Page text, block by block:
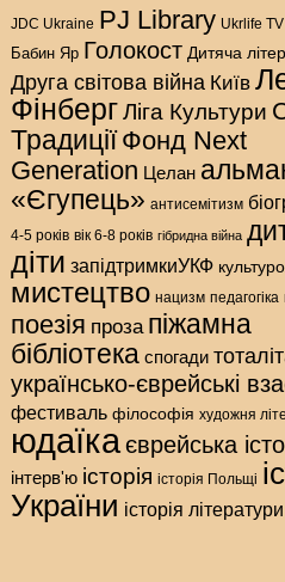
JDC Ukraine PJ Library Ukrlife TV
Бабин Яр Голокост Дитяча
Друга світова війна Київ
Фінберг Ліга Культури
ТрадиціїФонд Next
Generation Целан
«Єгупець» антисемітизм
4-5 років вік 6-8 років гібридна війна
діти запідтримкиУКФ
мистецтво нацизм педагогіка
поезія проза піжамна
бібліотека спогади
українсько-єврейські
фестиваль філософія художня
юдаїкаєврейська
інтерв'ю історія історія Польщі
України історія літератури